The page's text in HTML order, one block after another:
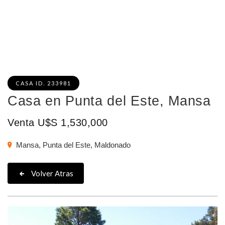
CASA ID. 233981
Casa en Punta del Este, Mansa
Venta U$S 1,530,000
Mansa, Punta del Este, Maldonado
Volver Atras